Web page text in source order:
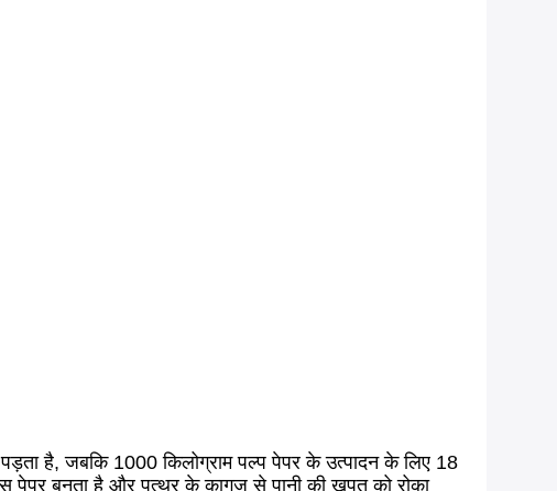
पड़ता है, जबकि 1000 किलोग्राम पल्प पेपर के उत्पादन के लिए 18
पेपर बनता है और पत्थर के कागज से पानी की खपत को रोका